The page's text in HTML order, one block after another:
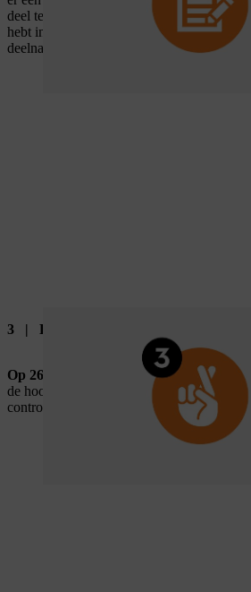
deel te nemen aan de wedstrijd. Zodra je
hebt ingevuld, ontvang je van ons een e-
deelname.
3 | Hou je mailbox in de gaten!
Op 26.06.2026
worden de winnaars
de hoogte gebracht via e-mail, dus zorg
controleert.